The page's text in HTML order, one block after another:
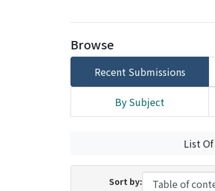
Browse
Recent Submissions
By Subject
List
Sort by: